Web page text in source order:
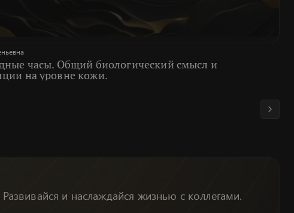
часы. Общий биологический смысл и
на уровне кожи.
и наслаждайся жизнью с коллегами.